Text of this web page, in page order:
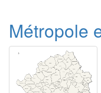
Métropole